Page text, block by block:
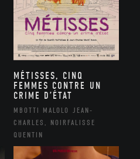
MÉTISSES, CINQ
FEMMES CONTRE UN
CRIME D’ÉTAT
MBOTTI MALOLO JEAN-
CHARLES, NOIRFALISSE
QUENTIN